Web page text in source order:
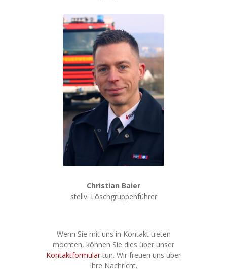
Christian Baier
stellv. Löschgruppenführer
Wenn Sie mit uns in Kontakt treten
möchten, können Sie dies über unser
Kontaktformulartun. Wir freuen uns über
Ihre Nachricht.